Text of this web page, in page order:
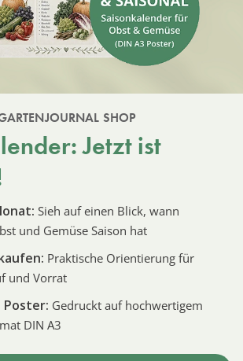
SHOP
Jetzt ist
Sieh auf einen Blick, wann
und Gemüse Saison hat
Praktische Orientierung für
und Vorrat
Poster: Gedruckt auf hochwertigem
DIN A3